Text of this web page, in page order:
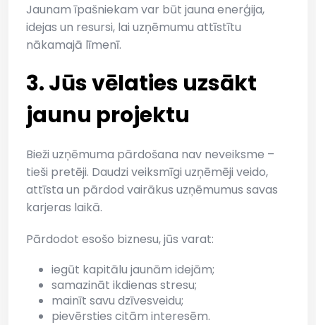
Jaunam īpašniekam var būt jauna enerģija,
idejas un resursi, lai uzņēmumu attīstītu
nākamajā līmenī.
3. Jūs vēlaties uzsākt
jaunu projektu
Bieži uzņēmuma pārdošana nav neveiksme –
tieši pretēji. Daudzi veiksmīgi uzņēmēji veido,
attīsta un pārdod vairākus uzņēmumus savas
karjeras laikā.
Pārdodot esošo biznesu, jūs varat:
iegūt kapitālu jaunām idejām;
samazināt ikdienas stresu;
mainīt savu dzīvesveidu;
pievērsties citām interesēm.